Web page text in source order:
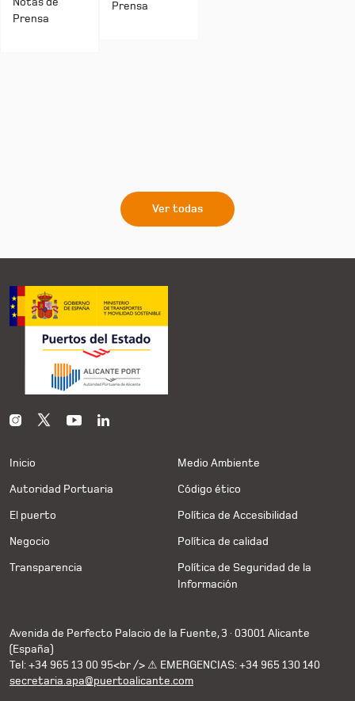
Prensa
Prensa
Ver todas
Inicio
Autoridad Portuaria
El puerto
Negocio
Transparencia
Medio Ambiente
Código ético
Política de Accesibilidad
Política de calidad
Política de Seguridad de la
Información
Avenida de Perfecto Palacio de la Fuente, 3 · 03001 Alicante
(España)
Tel: +34 965 13 00 95<br /> ⚠ EMERGENCIAS: +34 965 130 140
secretaria.apa@puertoalicante.com